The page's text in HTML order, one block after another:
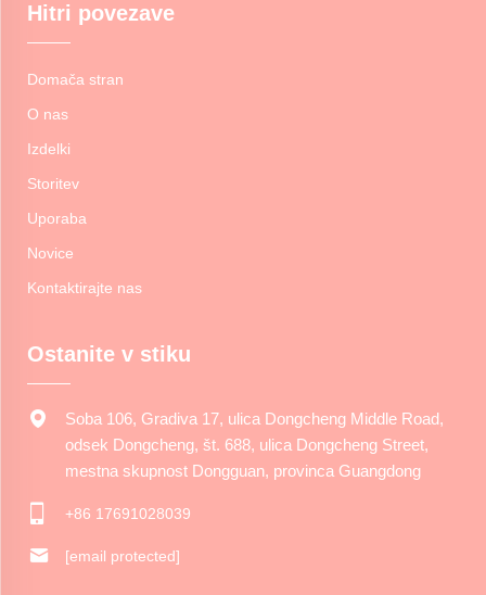
Hitri povezave
Domača stran
O nas
Izdelki
Storitev
Uporaba
Novice
Kontaktirajte nas
Ostanite v stiku
Soba 106, Gradiva 17, ulica Dongcheng Middle Road,
odsek Dongcheng, št. 688, ulica Dongcheng Street,
mestna skupnost Dongguan, provinca Guangdong
+86 17691028039
[email protected]